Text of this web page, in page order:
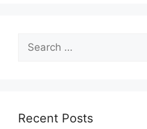
Search
for:
Recent Posts